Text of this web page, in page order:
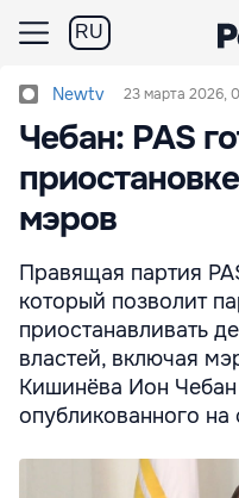
RU
Newtv 23 марта 2026,
Чебан: PAS
мэров
Правящая партия
который позволит
приостанавливать
властей, включая
Кишинёва Ион Чебан
опубликованного на